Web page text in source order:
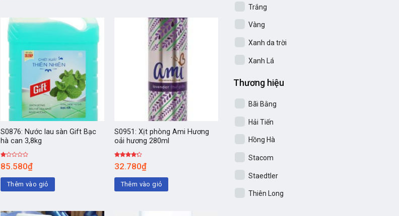
S0876: Nước lau sàn Gift Bạc
hà can 3,8kg
Được
xếp
1.00
sao
85.580₫
Thêm vào giỏ
S0951: Xịt phòng Ami Hương
oải hương 280ml
Được
xếp hạng
sao
32.780₫
Thêm vào giỏ
Trắng
Vàng
Xanh da trời
Xanh Lá
Thương hiệu
Bãi Bằng
Hải Tiến
Hồng Hà
Stacom
Staedtler
Thiên Long